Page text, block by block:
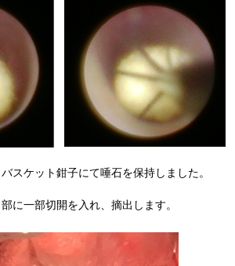
スケット鉗子にて唾石を保持しました。
に一部切開を入れ、摘出します。